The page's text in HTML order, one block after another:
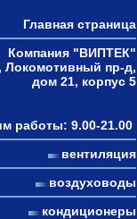
Главная страница
Компания "ВИПТЕК"
Локомотивный пр-д,
дом 21, корпус 5
работы: 9.00-21.00
вентиляция
воздуховоды
кондиционеры